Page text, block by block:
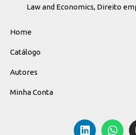
Law and Economics, Direito
Home
Catálogo
Autores
Minha Conta